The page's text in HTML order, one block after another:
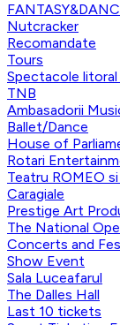
Nutcracker
Recomandate
Tours
Spectacole
TNB
Ambasadorii
Ballet/Dance
House of
Rotari
Teatru ROMEO
Caragiale
Prestige Art
The National
Concerts and
Show Event
Sala Luceafarul
The Dalles Hall
Last 10 tickets